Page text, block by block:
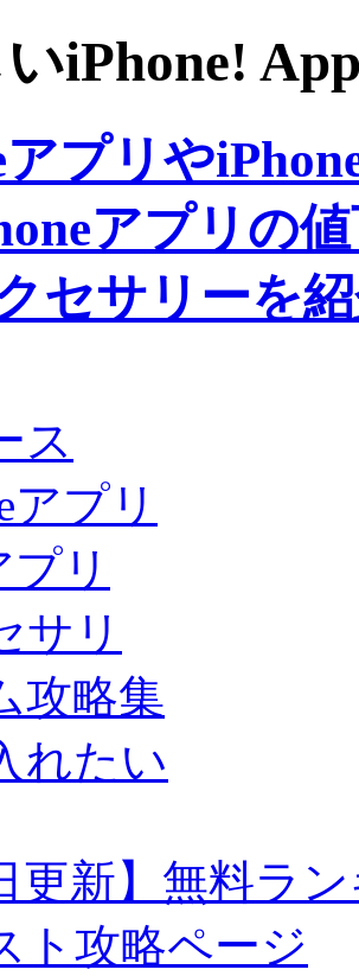
iPhone!
ス
アプリ
プリ
サリ
攻略集
れたい
更新】無料ラ
ト攻略ページ